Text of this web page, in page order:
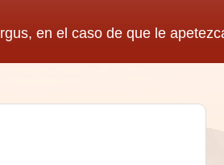
en el caso de que le